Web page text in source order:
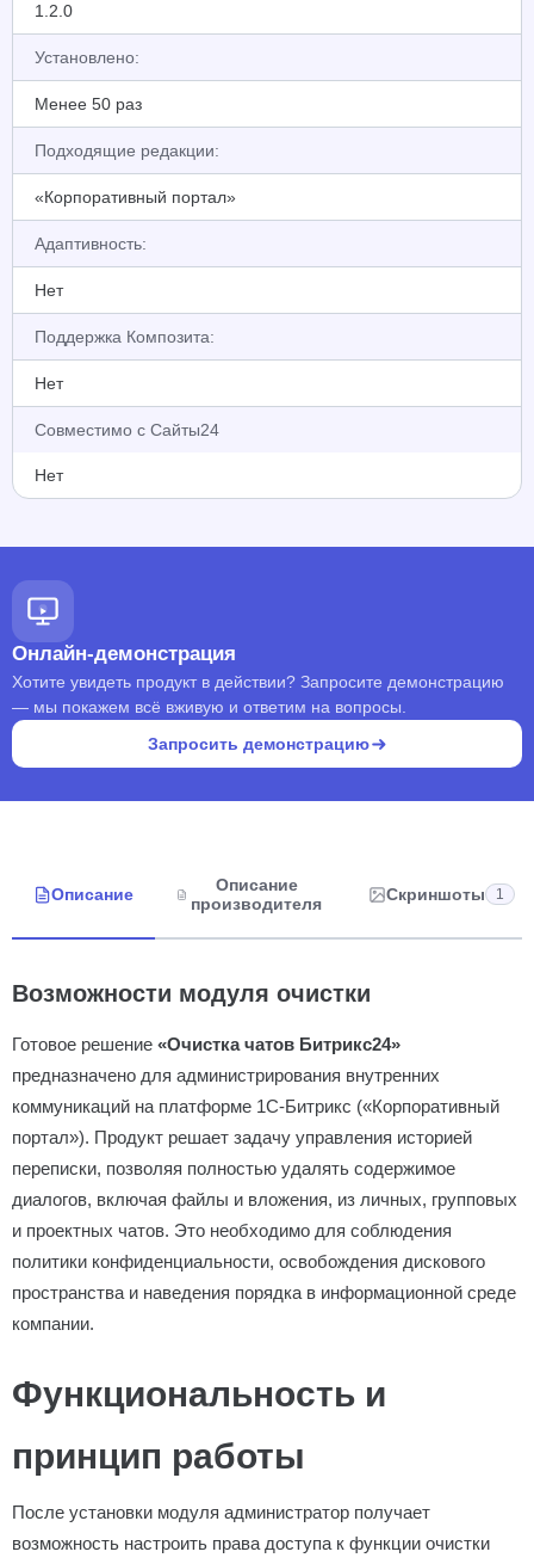
1.2.0
Установлено:
Менее 50 раз
Подходящие редакции:
«Корпоративный портал»
Адаптивность:
Нет
Поддержка Композита:
Нет
Совместимо с Сайты24
Нет
Онлайн-демонстрация
Хотите увидеть продукт в действии? Запросите демонстрацию
— мы покажем всё вживую и ответим на вопросы.
Запросить демонстрацию
Описание
Описание
производителя
Скриншоты 1
Возможности модуля очистки
Готовое решение «Очистка чатов Битрикс24»
предназначено для администрирования внутренних
коммуникаций на платформе 1С-Битрикс («Корпоративный
портал»). Продукт решает задачу управления историей
переписки, позволяя полностью удалять содержимое
диалогов, включая файлы и вложения, из личных, групповых
и проектных чатов. Это необходимо для соблюдения
политики конфиденциальности, освобождения дискового
пространства и наведения порядка в информационной среде
компании.
Функциональность и
принцип работы
После установки модуля администратор получает
возможность настроить права доступа к функции очистки